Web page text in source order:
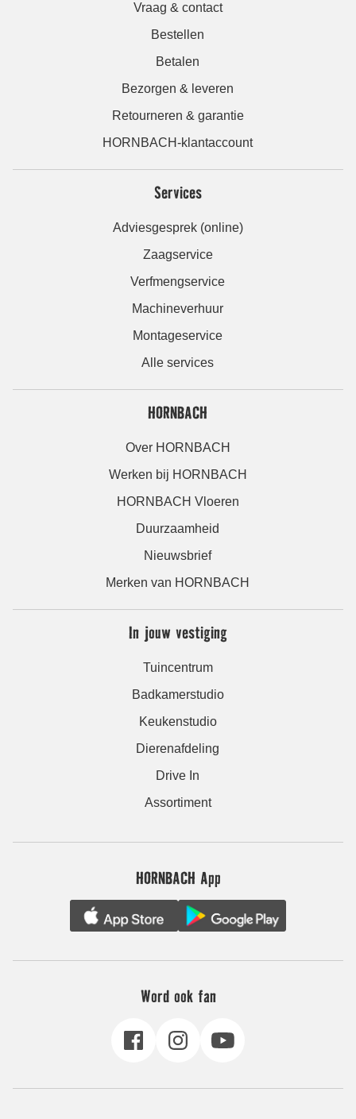
Vraag & contact
Bestellen
Betalen
Bezorgen & leveren
Retourneren & garantie
HORNBACH-klantaccount
Services
Adviesgesprek (online)
Zaagservice
Verfmengservice
Machineverhuur
Montageservice
Alle services
HORNBACH
Over HORNBACH
Werken bij HORNBACH
HORNBACH Vloeren
Duurzaamheid
Nieuwsbrief
Merken van HORNBACH
In jouw vestiging
Tuincentrum
Badkamerstudio
Keukenstudio
Dierenafdeling
Drive In
Assortiment
HORNBACH App
Word ook fan